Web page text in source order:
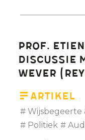
alles
wat
'The
New
Prof.
discussie
Wever
Artikel
Wijsbegeerte
Politiek